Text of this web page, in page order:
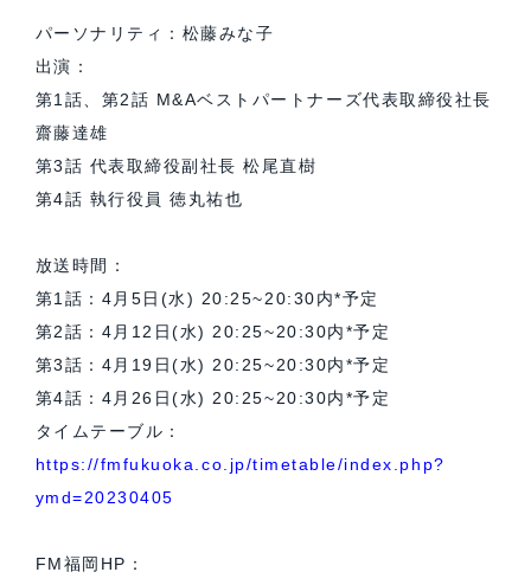
パーソナリティ：松藤みな子
出演：
第1話、第2話 M&Aベストパートナーズ代表取締役社長
齋藤達雄
第3話 代表取締役副社長 松尾直樹
第4話 執行役員 徳丸祐也
放送時間：
第1話：4月5日(水) 20:25~20:30内*予定
第2話：4月12日(水) 20:25~20:30内*予定
第3話：4月19日(水) 20:25~20:30内*予定
第4話：4月26日(水) 20:25~20:30内*予定
タイムテーブル：
https://fmfukuoka.co.jp/timetable/index.php?
ymd=20230405
FM福岡HP：